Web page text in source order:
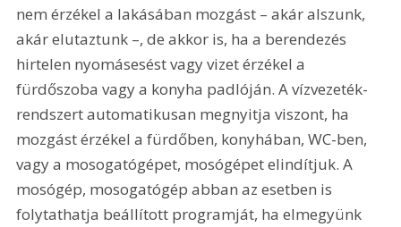
nem érzékel a lakásában mozgást – akár alszunk,
akár elutaztunk –, de akkor is, ha a berendezés
hirtelen nyomásesést vagy vizet érzékel a
fürdőszoba vagy a konyha padlóján. A vízvezeték-
rendszert automatikusan megnyitja viszont, ha
mozgást érzékel a fürdőben, konyhában, WC-ben,
vagy a mosogatógépet, mosógépet elindítjuk. A
mosógép, mosogatógép abban az esetben is
folytathatja beállított programját, ha elmegyünk